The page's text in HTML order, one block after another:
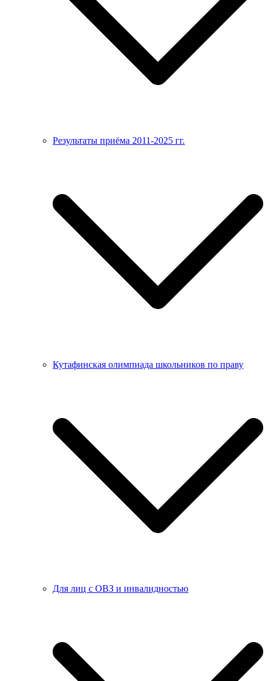
Результаты приёма 2011-2025 гг.
Кутафинская олимпиада школьников по праву
Для лиц с ОВЗ и инвалидностью